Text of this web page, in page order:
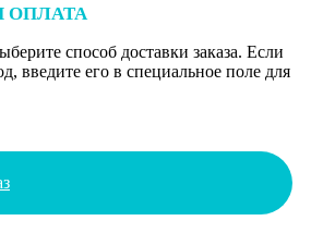
ОПЛАТА
способ доставки заказа. Если
введите его в специальное поле для